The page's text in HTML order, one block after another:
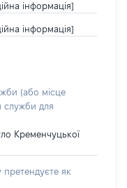
інформація]
інформація]
(або місце
служби для
Кременчуцької
як